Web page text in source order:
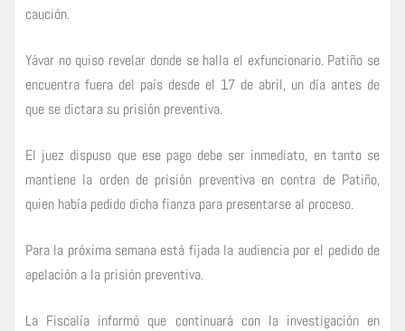
caución.
Yávar no quiso revelar donde se halla el exfuncionario. Patiño se
encuentra fuera del país desde el 17 de abril, un día antes de
que se dictara su prisión preventiva.
El juez dispuso que ese pago debe ser inmediato, en tanto se
mantiene la orden de prisión preventiva en contra de Patiño,
quien había pedido dicha fianza para presentarse al proceso.
Para la próxima semana está fijada la audiencia por el pedido de
apelación a la prisión preventiva.
La Fiscalía informó que continuará con la investigación en